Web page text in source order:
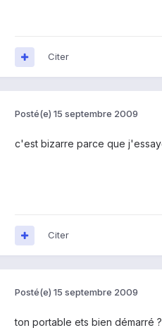
Citer
Posté(e) 15 septembre 2009
c'est bizarre parce que
Citer
Posté(e) 15 septembre 2009
ton portable ets bien démarré ?